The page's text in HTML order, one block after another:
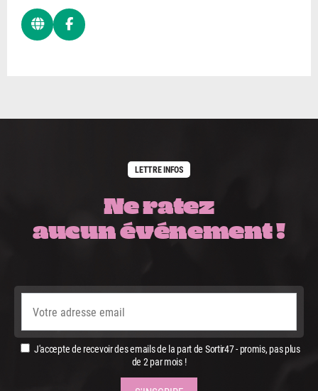
LETTRE INFOS
Ne ratez
aucun événement !
J'accepte de recevoir des emails de la part de Sortir47 - promis, pas plus
de 2 par mois !